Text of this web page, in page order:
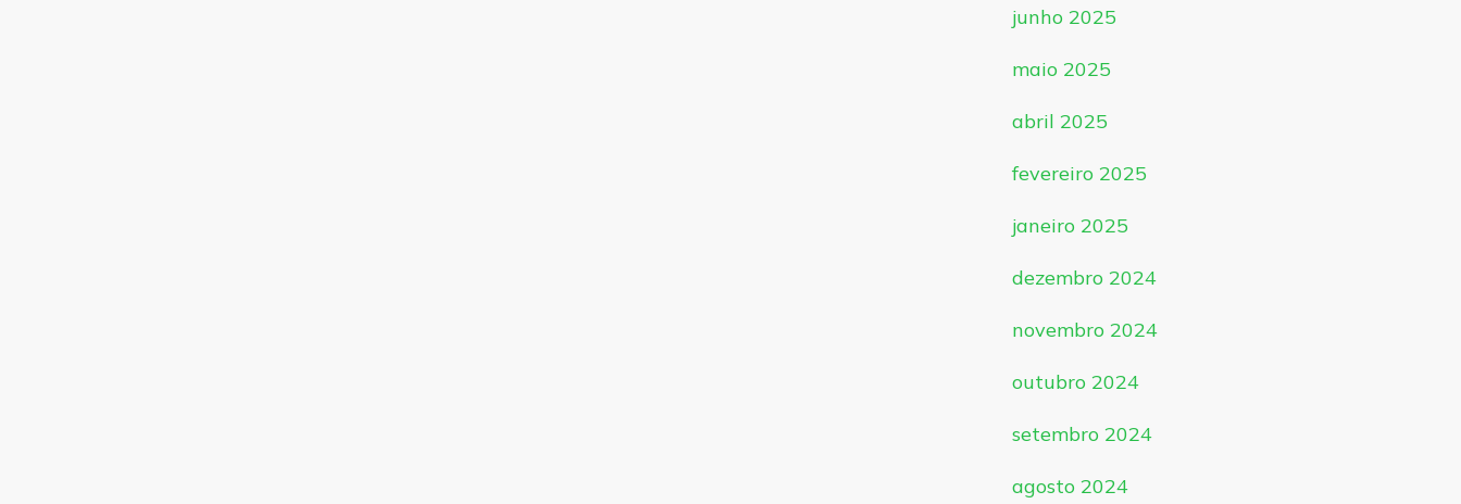
junho 2025
maio 2025
abril 2025
fevereiro 2025
janeiro 2025
dezembro 2024
novembro 2024
outubro 2024
setembro 2024
agosto 2024